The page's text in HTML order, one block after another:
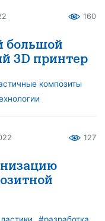
160
большой
3D принтер
композиты
127
#разработка